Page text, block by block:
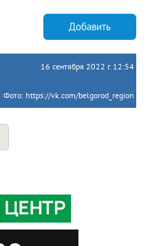
Добавить
16 сентября 2022 г. 12:54
Фото: https://vk.com/belgorod_region